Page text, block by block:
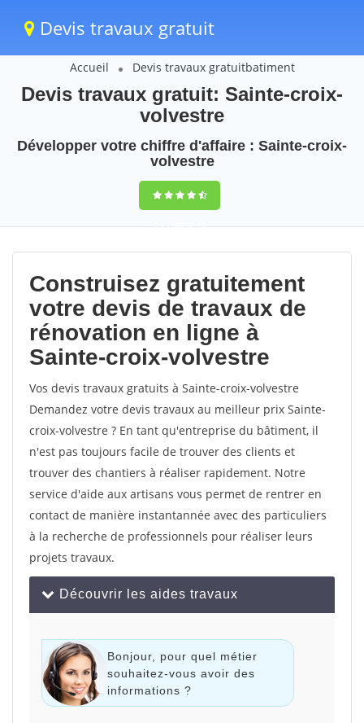
Devis travaux gratuit
Accueil Devis travaux gratuitbatiment
Devis travaux gratuit: Sainte-croix-
volvestre
Développer votre chiffre d'affaire : Sainte-croix-
volvestre
9,5(100%)95
votes
Construisez gratuitement
votre devis de travaux de
rénovation en ligne à
Sainte-croix-volvestre
Vos devis travaux gratuits à Sainte-croix-volvestre
Demandez votre devis travaux au meilleur prix Sainte-
croix-volvestre ? En tant qu'entreprise du bâtiment, il
n'est pas toujours facile de trouver des clients et
trouver des chantiers à réaliser rapidement. Notre
service d'aide aux artisans vous permet de rentrer en
contact de manière instantannée avec des particuliers
à la recherche de professionnels pour réaliser leurs
projets travaux.